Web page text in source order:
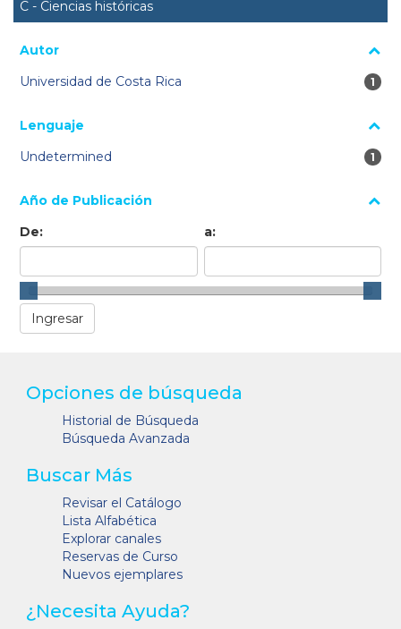
C - Ciencias históricas
Autor
Universidad de Costa Rica
1
1
Lenguaje
Undetermined
1
1
Año de Publicación
De:
a:
Opciones de búsqueda
Historial de Búsqueda
Búsqueda Avanzada
Buscar Más
Revisar el Catálogo
Lista Alfabética
Explorar canales
Reservas de Curso
Nuevos ejemplares
¿Necesita Ayuda?